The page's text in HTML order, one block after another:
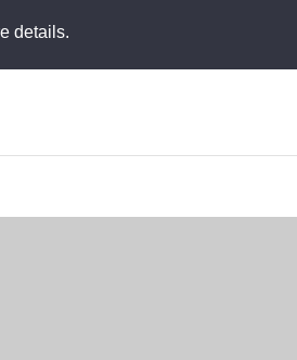
details.